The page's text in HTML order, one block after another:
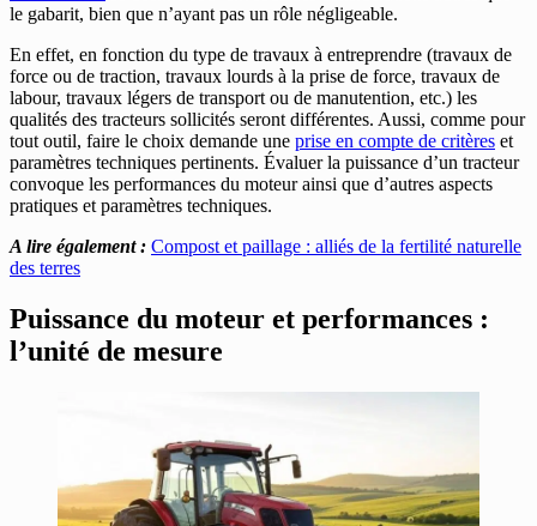
le gabarit, bien que n’ayant pas un rôle négligeable.
En effet, en fonction du type de travaux à entreprendre (travaux de
force ou de traction, travaux lourds à la prise de force, travaux de
labour, travaux légers de transport ou de manutention, etc.) les
qualités des tracteurs sollicités seront différentes. Aussi, comme pour
tout outil, faire le choix demande une prise en compte de critères et
paramètres techniques pertinents. Évaluer la puissance d’un tracteur
convoque les performances du moteur ainsi que d’autres aspects
pratiques et paramètres techniques.
A lire également : Compost et paillage : alliés de la fertilité naturelle
des terres
Puissance du moteur et performances :
l’unité de mesure